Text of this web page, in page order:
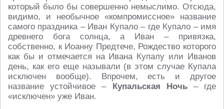
который было бы совершенно немыслимо. Отсюда,
видимо, и необычное «компромиссное» название
самого праздника – Иван Купало – где Купало – имя
древнего бога солнца, а Иван – привязка,
собственно, к Иоанну Предтече, Рождество которого
как бы и отмечается на Ивана Купалу или Иванов
день, как его еще называли (в этом случае Купала
исключен вообще). Впрочем, есть и другое
название устойчивое – Купальская Ночь– где
«исключен» уже Иван.